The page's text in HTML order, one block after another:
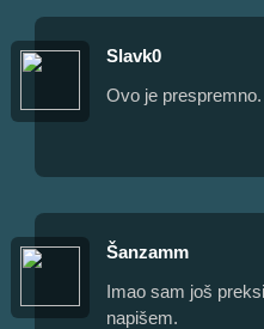
Slavk0
Ovo je prespremno.
Šanzamm
Imao sam još
napišem.